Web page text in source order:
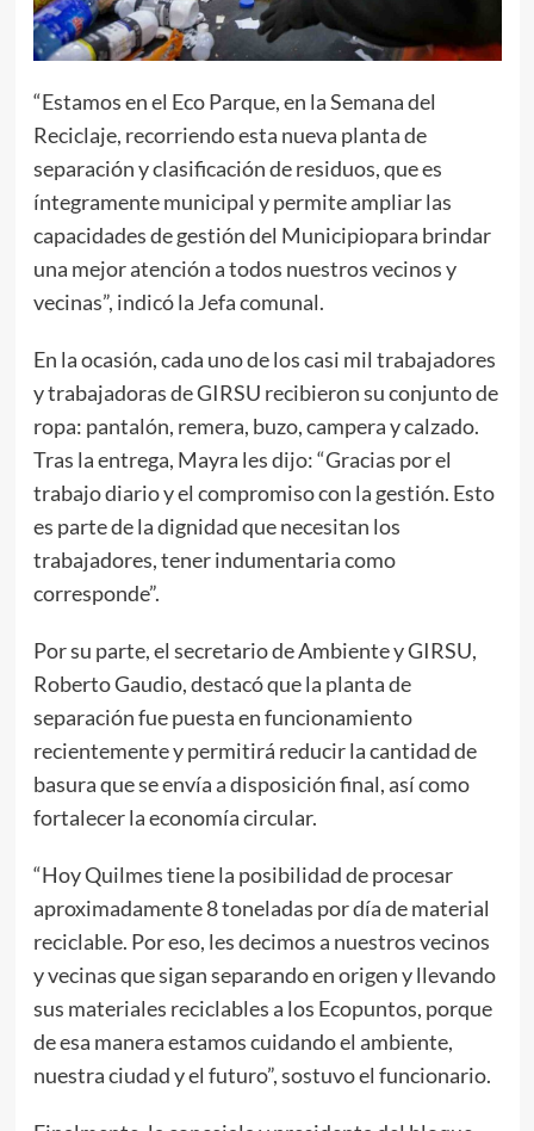
“Estamos en el Eco Parque, en la Semana del
Reciclaje, recorriendo esta nueva planta de
separación y clasificación de residuos, que es
íntegramente municipal y permite ampliar las
capacidades de gestión del Municipiopara brindar
una mejor atención a todos nuestros vecinos y
vecinas”, indicó la Jefa comunal.
En la ocasión, cada uno de los casi mil trabajadores
y trabajadoras de GIRSU recibieron su conjunto de
ropa: pantalón, remera, buzo, campera y calzado.
Tras la entrega, Mayra les dijo: “Gracias por el
trabajo diario y el compromiso con la gestión. Esto
es parte de la dignidad que necesitan los
trabajadores, tener indumentaria como
corresponde”.
Por su parte, el secretario de Ambiente y GIRSU,
Roberto Gaudio, destacó que la planta de
separación fue puesta en funcionamiento
recientemente y permitirá reducir la cantidad de
basura que se envía a disposición final, así como
fortalecer la economía circular.
“Hoy Quilmes tiene la posibilidad de procesar
aproximadamente 8 toneladas por día de material
reciclable. Por eso, les decimos a nuestros vecinos
y vecinas que sigan separando en origen y llevando
sus materiales reciclables a los Ecopuntos, porque
de esa manera estamos cuidando el ambiente,
nuestra ciudad y el futuro”, sostuvo el funcionario.